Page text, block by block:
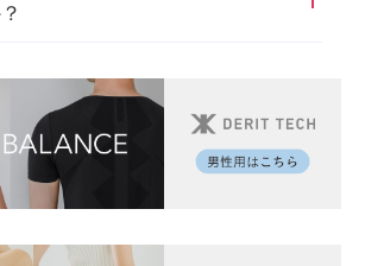
2年をご案内しております。
・同僚の方へのプレゼントにもおすす